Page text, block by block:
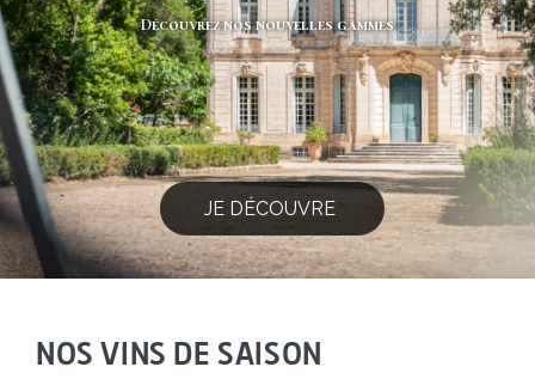
JE DÉCOUVRE
Découvrez nos nouvelles gammes
NOS VINS DE SAISON